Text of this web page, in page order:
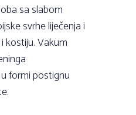
sa slabom
svrhe liječenja i
kostiju. Vakum
formi postignu